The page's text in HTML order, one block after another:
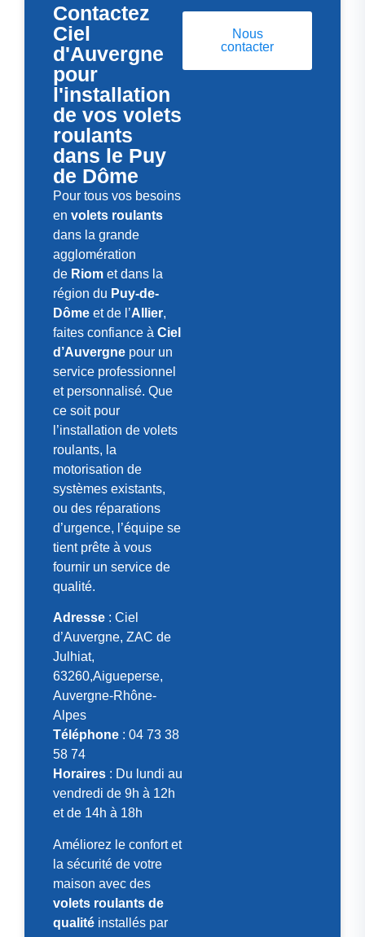
Contactez
Ciel
d'Auvergne
pour
l'installation
de vos volets
roulants
dans le Puy
de Dôme
Pour tous vos besoins
en volets roulants
dans la grande
agglomération
de Riom et dans la
région du Puy-de-
Dôme et de l’Allier,
faites confiance à Ciel
d’Auvergne pour un
service professionnel
et personnalisé. Que
ce soit pour
l’installation de volets
roulants, la
motorisation de
systèmes existants,
ou des réparations
d’urgence, l’équipe se
tient prête à vous
fournir un service de
qualité.
Adresse : Ciel
d’Auvergne, ZAC de
Julhiat,
63260,Aigueperse,
Auvergne-Rhône-
Alpes
Téléphone : 04 73 38
58 74
Horaires : Du lundi au
vendredi de 9h à 12h
et de 14h à 18h
Améliorez le confort et
la sécurité de votre
maison avec des
volets roulants de
qualité installés par
Nous
contacter